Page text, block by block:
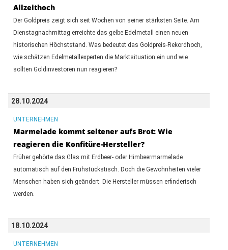
Allzeithoch
Der Goldpreis zeigt sich seit Wochen von seiner stärksten Seite. Am
Dienstagnachmittag erreichte das gelbe Edelmetall einen neuen
historischen Höchststand. Was bedeutet das Goldpreis-Rekordhoch,
wie schätzen Edelmetallexperten die Marktsituation ein und wie
sollten Goldinvestoren nun reagieren?
28.10.2024
UNTERNEHMEN
Marmelade kommt seltener aufs Brot: Wie
reagieren die Konfitüre-Hersteller?
Früher gehörte das Glas mit Erdbeer- oder Himbeermarmelade
automatisch auf den Frühstückstisch. Doch die Gewohnheiten vieler
Menschen haben sich geändert. Die Hersteller müssen erfinderisch
werden.
18.10.2024
UNTERNEHMEN